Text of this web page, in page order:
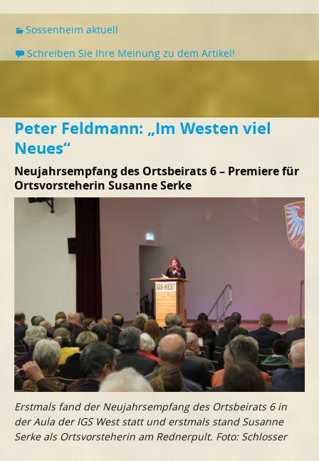
Sossenheim aktuell
Schreiben Sie Ihre Meinung zu dem Artikel!
Peter Feldmann: „Im Westen viel
Neues“
Neujahrsempfang des Ortsbeirats 6 – Premiere für
Ortsvorsteherin Susanne Serke
Erstmals fand der Neujahrsempfang des Ortsbeirats 6 in
der Aula der IGS West statt und erstmals stand Susanne
Serke als Ortsvorsteherin am Rednerpult. Foto: Schlosser